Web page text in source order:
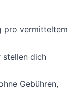
pro vermitteltem
stellen dich
Gebühren,